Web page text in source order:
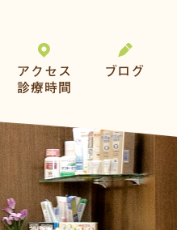
アクセス
診療時間
ブログ